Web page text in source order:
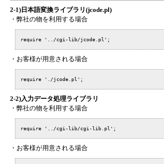
2-1)日本語変換ライブラリ(jcode.pl)
・弊社の物を利用する場合
require '../cgi-lib/jcode.pl';
・お客様が用意される場合
require './jcode.pl';
2-2)入力データ処理ライブラリ
・弊社の物を利用する場合
require '../cgi-lib/cgi-lib.pl';
・お客様が用意される場合